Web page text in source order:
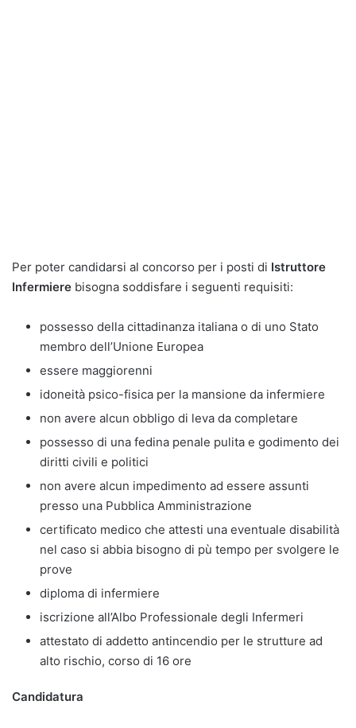
Per poter candidarsi al concorso per i posti di Istruttore
Infermiere bisogna soddisfare i seguenti requisiti:
possesso della cittadinanza italiana o di uno Stato
membro dell’Unione Europea
essere maggiorenni
idoneità psico-fisica per la mansione da infermiere
non avere alcun obbligo di leva da completare
possesso di una fedina penale pulita e godimento dei
diritti civili e politici
non avere alcun impedimento ad essere assunti
presso una Pubblica Amministrazione
certificato medico che attesti una eventuale disabilità
nel caso si abbia bisogno di pù tempo per svolgere le
prove
diploma di infermiere
iscrizione all’Albo Professionale degli Infermeri
attestato di addetto antincendio per le strutture ad
alto rischio, corso di 16 ore
Candidatura